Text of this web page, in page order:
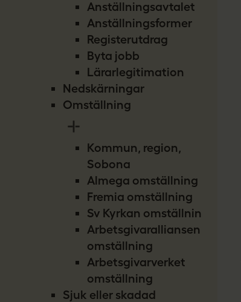
Anställningsavtalet
Anställningsformer
Registerutdrag
Byta jobb
Lärarlegitimation
Nedskärningar
Omställning
Kommun, region,
Sobona
Almega omställning
Fremia omställning
Sv Kyrkan omställning
Arbetsgivaralliansen
omställning
Arbetsgivarverket
omställning
Sjuk eller skadad